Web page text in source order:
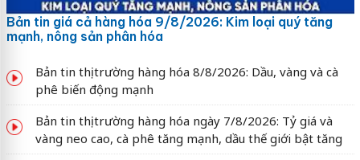
Bản tin giá cả hàng hóa 9/8/2026: Kim loại quý tăng
mạnh, nông sản phân hóa
Bản tin thị trường hàng hóa 8/8/2026: Dầu, vàng và cà
phê biến động mạnh
Bản tin thị trường hàng hóa ngày 7/8/2026: Tỷ giá và
vàng neo cao, cà phê tăng mạnh, dầu thế giới bật tăng